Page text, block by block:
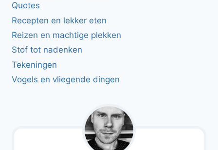
Quotes
Recepten en lekker eten
Reizen en machtige plekken
Stof tot nadenken
Tekeningen
Vogels en vliegende dingen